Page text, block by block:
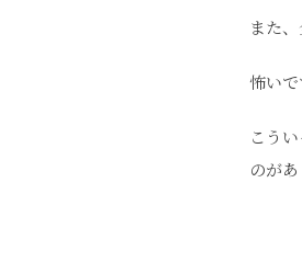
また
怖い
こう
のがあ